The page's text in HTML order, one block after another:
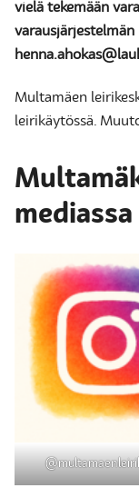
vielä tekemään
Multamäen
leirikäytössä.
mediassa